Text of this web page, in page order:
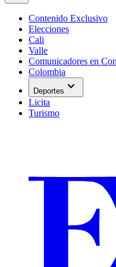
Contenido Exclusivo
Elecciones
Cali
Valle
Comunicadores en
Colombia
Deportes expand_more
Licita
Turismo